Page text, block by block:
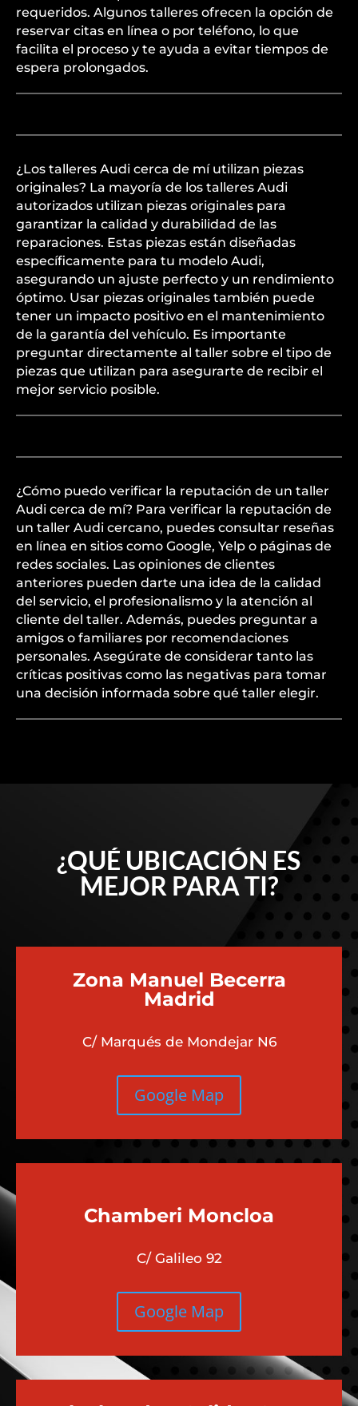
requeridos. Algunos talleres ofrecen la opción de
reservar citas en línea o por teléfono, lo que
facilita el proceso y te ayuda a evitar tiempos de
espera prolongados.
¿Los talleres Audi cerca de mí utilizan piezas
originales? La mayoría de los talleres Audi
autorizados utilizan piezas originales para
garantizar la calidad y durabilidad de las
reparaciones. Estas piezas están diseñadas
específicamente para tu modelo Audi,
asegurando un ajuste perfecto y un rendimiento
óptimo. Usar piezas originales también puede
tener un impacto positivo en el mantenimiento
de la garantía del vehículo. Es importante
preguntar directamente al taller sobre el tipo de
piezas que utilizan para asegurarte de recibir el
mejor servicio posible.
¿Cómo puedo verificar la reputación de un taller
Audi cerca de mí? Para verificar la reputación de
un taller Audi cercano, puedes consultar reseñas
en línea en sitios como Google, Yelp o páginas de
redes sociales. Las opiniones de clientes
anteriores pueden darte una idea de la calidad
del servicio, el profesionalismo y la atención al
cliente del taller. Además, puedes preguntar a
amigos o familiares por recomendaciones
personales. Asegúrate de considerar tanto las
críticas positivas como las negativas para tomar
una decisión informada sobre qué taller elegir.
¿QUÉ UBICACIÓN ES
MEJOR PARA TI?
Zona Manuel Becerra
Madrid
C/ Marqués de Mondejar N6
Google Map
Chamberi Moncloa
C/ Galileo 92
Google Map